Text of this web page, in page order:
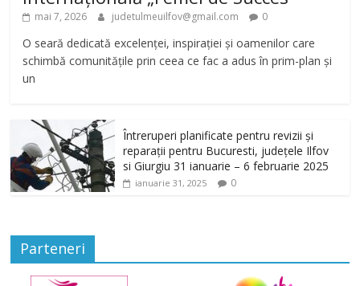
mai 7, 2026 judetulmeuilfov@gmail.com 0
O seară dedicată excelenței, inspirației și oamenilor care
schimbă comunitățile prin ceea ce fac a adus în prim-plan și
un
Întreruperi planificate pentru revizii și
reparații pentru Bucuresti, județele Ilfov
si Giurgiu 31 ianuarie – 6 februarie 2025
ianuarie 31, 2025 0
Parteneri